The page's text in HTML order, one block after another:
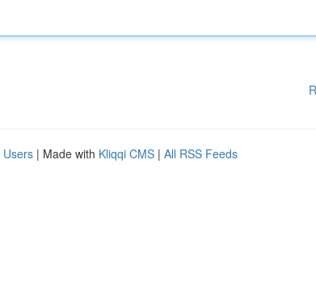
Users | Made with Kliqqi CMS | All RSS Feeds